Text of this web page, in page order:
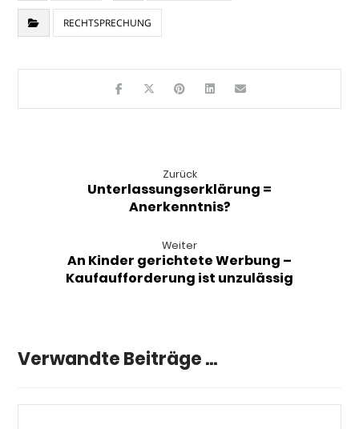
RECHTSPRECHUNG
Zurück
Unterlassungserklärung =
Anerkenntnis?
Weiter
An Kinder gerichtete Werbung –
Kaufaufforderung ist unzulässig
Verwandte Beiträge ...